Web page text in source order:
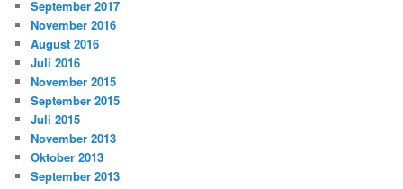
September 2017
November 2016
August 2016
Juli 2016
November 2015
September 2015
Juli 2015
November 2013
Oktober 2013
September 2013